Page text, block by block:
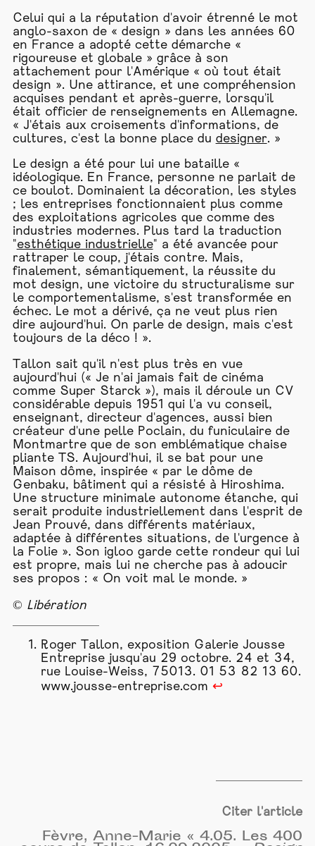
Celui qui a la réputation d'avoir étrenné le mot
anglo-saxon de « design » dans les années 60
en France a adopté cette démarche «
rigoureuse et globale » grâce à son
attachement pour l'Amérique « où tout était
design ». Une attirance, et une compréhension
acquises pendant et après-guerre, lorsqu'il
était officier de renseignements en Allemagne.
« J'étais aux croisements d'informations, de
cultures, c'est la bonne place du designer. »
Le design a été pour lui une bataille «
idéologique. En France, personne ne parlait de
ce boulot. Dominaient la décoration, les styles
; les entreprises fonctionnaient plus comme
des exploitations agricoles que comme des
industries modernes. Plus tard la traduction
"esthétique industrielle" a été avancée pour
rattraper le coup, j'étais contre. Mais,
finalement, sémantiquement, la réussite du
mot design, une victoire du structuralisme sur
le comportementalisme, s'est transformée en
échec. Le mot a dérivé, ça ne veut plus rien
dire aujourd'hui. On parle de design, mais c'est
toujours de la déco ! ».
Tallon sait qu'il n'est plus très en vue
aujourd'hui (« Je n'ai jamais fait de cinéma
comme Super Starck »), mais il déroule un CV
considérable depuis 1951 qui l'a vu conseil,
enseignant, directeur d'agences, aussi bien
créateur d'une pelle Poclain, du funiculaire de
Montmartre que de son emblématique chaise
pliante TS. Aujourd'hui, il se bat pour une
Maison dôme, inspirée « par le dôme de
Genbaku, bâtiment qui a résisté à Hiroshima.
Une structure minimale autonome étanche, qui
serait produite industriellement dans l'esprit de
Jean Prouvé, dans différents matériaux,
adaptée à différentes situations, de l'urgence à
la Folie ». Son igloo garde cette rondeur qui lui
est propre, mais lui ne cherche pas à adoucir
ses propos : « On voit mal le monde. »
© Libération
Roger Tallon, exposition Galerie Jousse
Entreprise jusqu'au 29 octobre. 24 et 34,
rue Louise-Weiss, 75013. 01 53 82 13 60.
www.jousse-entreprise.com ↩
Citer l'article
Fèvre, Anne-Marie « 4.05. Les 400